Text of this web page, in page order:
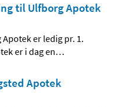
til Ulfborg Apotek
er ledig pr. 1.
er i dag en…
Apotek